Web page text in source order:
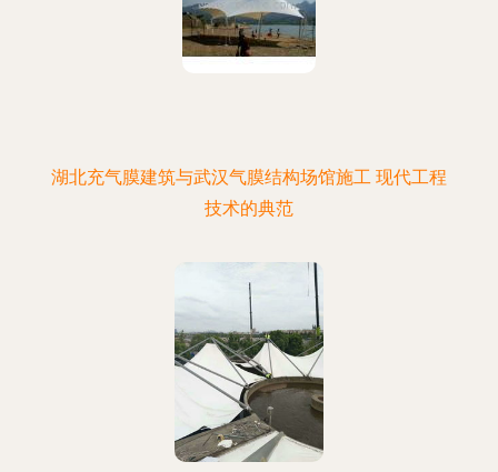
湖北充气膜建筑与武汉气膜结构场馆施工 现代工程
技术的典范